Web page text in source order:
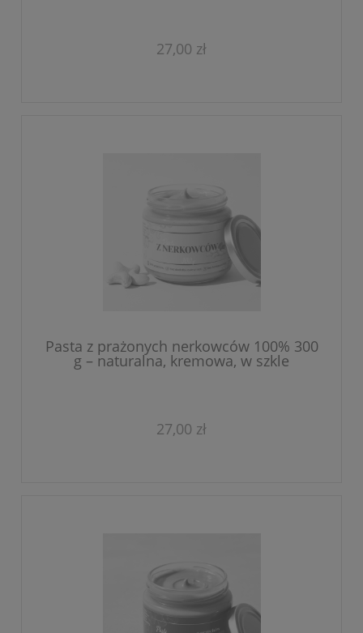
27,00 zł
Pasta z prażonych nerkowców 100% 300
g – naturalna, kremowa, w szkle
27,00 zł